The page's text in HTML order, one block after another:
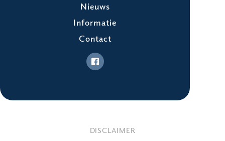
Nieuws
Informatie
Contact
DISCLAIMER